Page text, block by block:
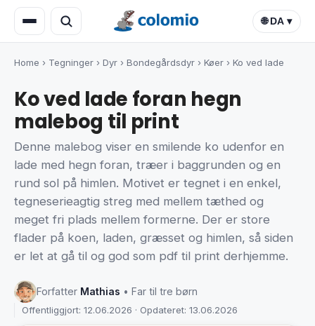
🌐 DA ▾
Home › Tegninger › Dyr › Bondegårdsdyr › Køer › Ko ved lade
Ko ved lade foran hegn
malebog til print
Denne malebog viser en smilende ko udenfor en
lade med hegn foran, træer i baggrunden og en
rund sol på himlen. Motivet er tegnet i en enkel,
tegneserieagtig streg med mellem tæthed og
meget fri plads mellem formerne. Der er store
flader på koen, laden, græsset og himlen, så siden
er let at gå til og god som pdf til print derhjemme.
Forfatter Mathias • Far til tre børn
Offentliggjort: 12.06.2026 · Opdateret: 13.06.2026